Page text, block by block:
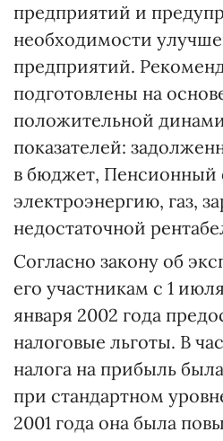
предприятий и
необходимости
предприятий.
подготовлены на
положительной
показателей:
в бюджет, Пенсионный
электроэнергию, газ,
недостаточной
Согласно закону об
его участникам с 1
января 2002 года
налоговые льготы. В
налога на прибыль
при стандартном
2001 года она была